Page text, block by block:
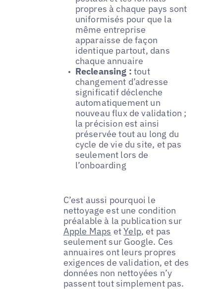
propres à chaque pays sont
uniformisés pour que la
même entreprise
apparaisse de façon
identique partout, dans
chaque annuaire
Recleansing : tout
changement d’adresse
significatif déclenche
automatiquement un
nouveau flux de validation ;
la précision est ainsi
préservée tout au long du
cycle de vie du site, et pas
seulement lors de
l’onboarding
C’est aussi pourquoi le
nettoyage est une condition
préalable à la publication sur
Apple Maps etYelp, et pas
seulement sur Google. Ces
annuaires ont leurs propres
exigences de validation, et des
données non nettoyées n’y
passent tout simplement pas.